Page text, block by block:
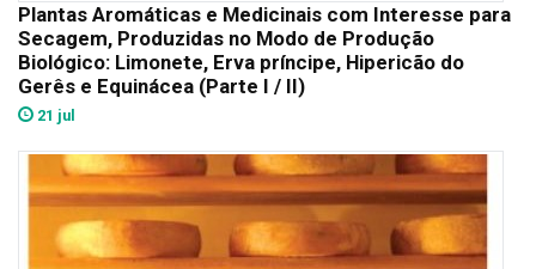
Plantas Aromáticas e Medicinais com Interesse para
Secagem, Produzidas no Modo de Produção
Biológico: Limonete, Erva príncipe, Hipericão do
Gerês e Equinácea (Parte I / II)
21 jul